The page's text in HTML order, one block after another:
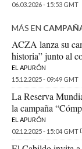
06.03.2026 - 15:53 GMT
MÁS EN
ACZA lanza su
historia” junto al
EL APURÓN
15.12.2025 - 09:49 GMT
La Reserva
la campaña
EL APURÓN
02.12.2025 - 15:04 GMT